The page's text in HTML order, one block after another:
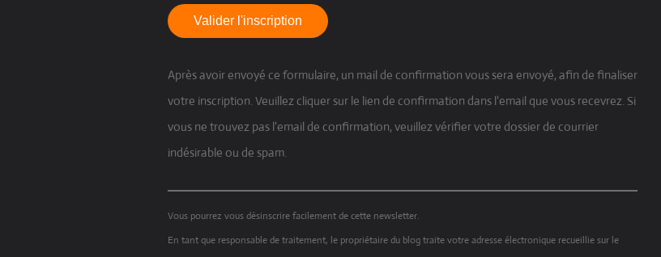
Valider l'inscription
Après avoir envoyé ce formulaire, un mail de confirmation vous sera envoyé, afin de finaliser
votre inscription. Veuillez cliquer sur le lien de confirmation dans l'email que vous recevrez. Si
vous ne trouvez pas l'email de confirmation, veuillez vérifier votre dossier de courrier
indésirable ou de spam.
Vous pourrez vous désinscrire facilement de cette newsletter.
En tant que responsable de traitement, le propriétaire du blog traite votre adresse électronique recueillie sur le